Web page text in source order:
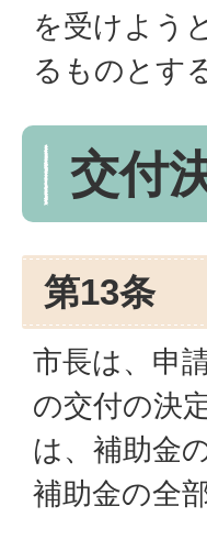
を受けよう
るものとす
交付
第13条
市長は、申
の交付の決
は、補助金
補助金の全